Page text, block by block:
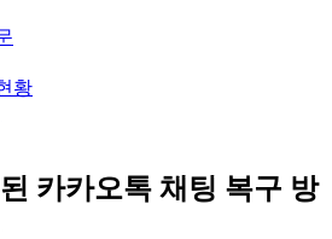
황
카카오톡 채팅 복구 방